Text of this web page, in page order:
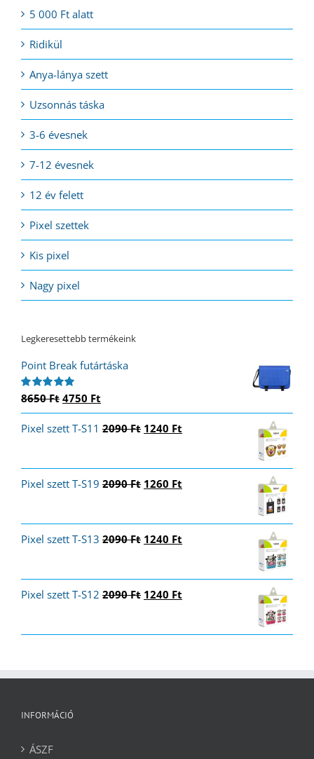
5 000 Ft alatt
Ridikül
Anya-lánya szett
Uzsonnás táska
3-6 évesnek
7-12 évesnek
12 év felett
Pixel szettek
Kis pixel
Nagy pixel
Legkeresettebb termékeink
Point Break futártáska
Értékelés:
8650Ft Original
price
was:
4750 Ft
price
is:
Pixel szett T-S11 2090Ft Original
1240 Ft
Pixel szett T-S19 2090Ft Original
1260 Ft
Pixel szett T-S13 2090Ft Original
1240 Ft
Pixel szett T-S12 2090Ft Original
1240 Ft
INFORMÁCIÓ
ÁSZF